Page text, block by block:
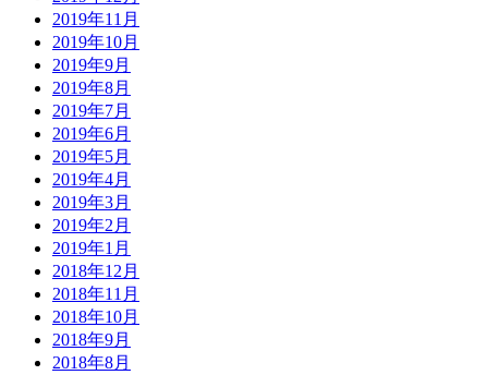
2019年11月
2019年10月
2019年9月
2019年8月
2019年7月
2019年6月
2019年5月
2019年4月
2019年3月
2019年2月
2019年1月
2018年12月
2018年11月
2018年10月
2018年9月
2018年8月